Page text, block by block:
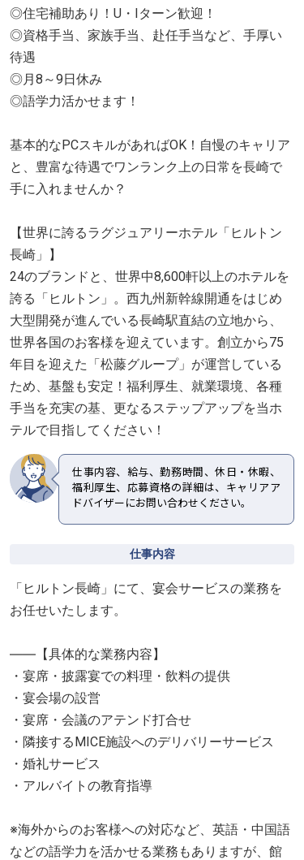
◎住宅補助あり！U・Iターン歓迎！
◎資格手当、家族手当、赴任手当など、手厚い
待遇
◎月8～9日休み
◎語学力活かせます！
基本的なPCスキルがあればOK！自慢のキャリア
と、豊富な待遇でワンランク上の日常を長崎で
手に入れませんか？
【世界に誇るラグジュアリーホテル「ヒルトン
長崎」】
24のブランドと、世界中8,600軒以上のホテルを
誇る「ヒルトン」。西九州新幹線開通をはじめ
大型開発が進んでいる長崎駅直結の立地から、
世界各国のお客様を迎えています。創立から75
年目を迎えた「松藤グループ」が運営している
ため、基盤も安定！福利厚生、就業環境、各種
手当を充実の基、更なるステップアップを当ホ
テルで目指してください！
仕事内容、給与、勤務時間、休日・休暇、
福利厚生、応募資格の詳細は、キャリアア
ドバイザーにお問い合わせください。
仕事内容
「ヒルトン長崎」にて、宴会サービスの業務を
お任せいたします。
――【具体的な業務内容】
・宴席・披露宴での料理・飲料の提供
・宴会場の設営
・宴席・会議のアテンド打合せ
・隣接するMICE施設へのデリバリーサービス
・婚礼サービス
・アルバイトの教育指導
※海外からのお客様への対応など、英語・中国語
などの語学力を活かせる業務もありますが、館